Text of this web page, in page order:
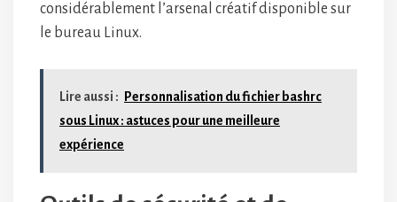
considérablement l’arsenal créatif disponible sur
le bureau Linux.
Lire aussi :
Personnalisation du fichier bashrc
sous Linux : astuces pour une meilleure
expérience